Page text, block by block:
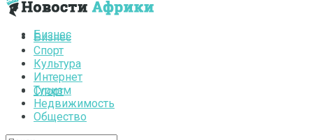
Бизнес
Спорт
Бизнес
Спорт
Культура
Интернет
Туризм
Недвижимость
Общество